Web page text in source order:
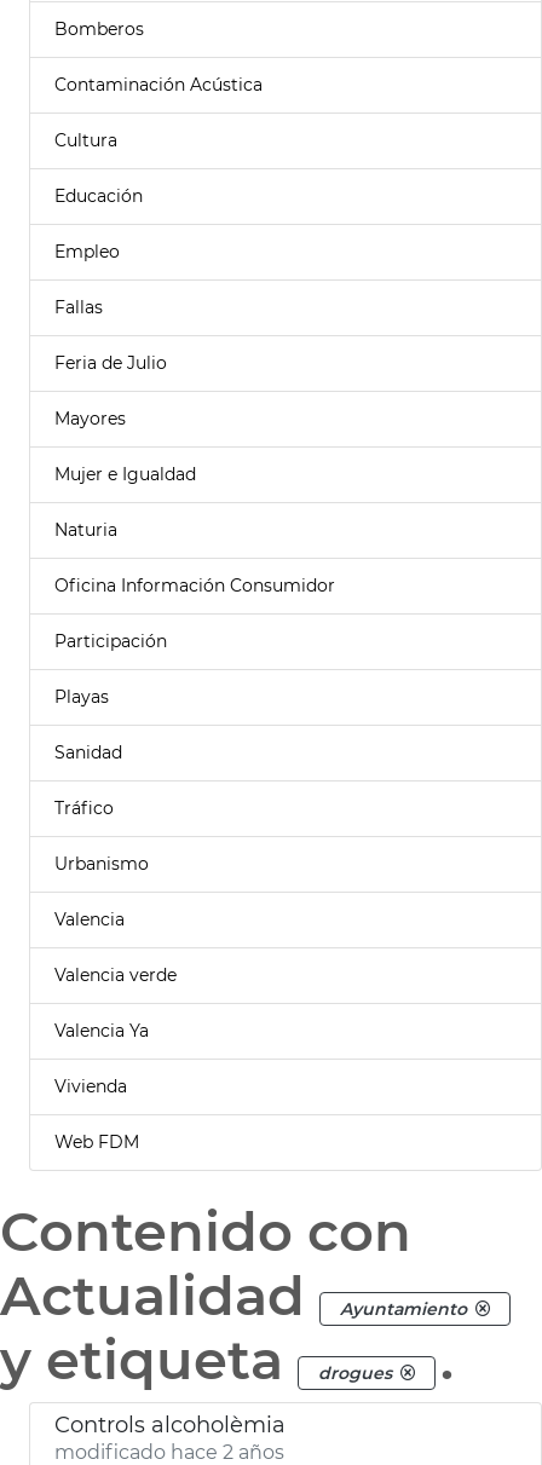
Bomberos
Contaminación Acústica
Cultura
Educación
Empleo
Fallas
Feria de Julio
Mayores
Mujer e Igualdad
Naturia
Oficina Información Consumidor
Participación
Playas
Sanidad
Tráfico
Urbanismo
Valencia
Valencia verde
Valencia Ya
Vivienda
Web FDM
Contenido con
Actualidad
Ayuntamiento
y etiqueta drogues .
Controls alcoholèmia
modificado hace 2 años